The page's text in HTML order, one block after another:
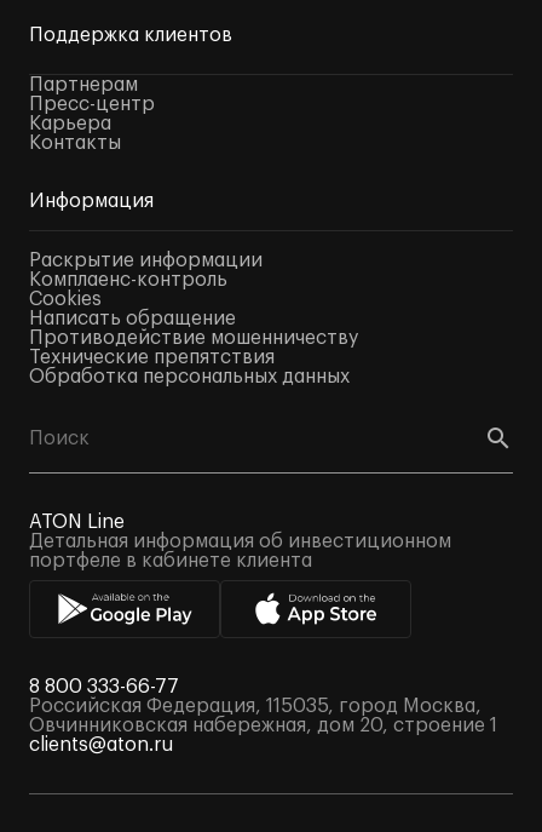
Поддержка клиентов
Партнерам
Пресс-центр
Карьера
Контакты
Информация
Раскрытие информации
Комплаенс-контроль
Cookies
Написать обращение
Противодействие мошенничеству
Технические препятствия
Обработка персональных данных
ATON Line
Детальная информация об инвестиционном
портфеле в кабинете клиента
8 800 333-66-77
Российская Федерация, 115035, город Москва,
Овчинниковская набережная, дом 20, строение 1
clients@aton.ru